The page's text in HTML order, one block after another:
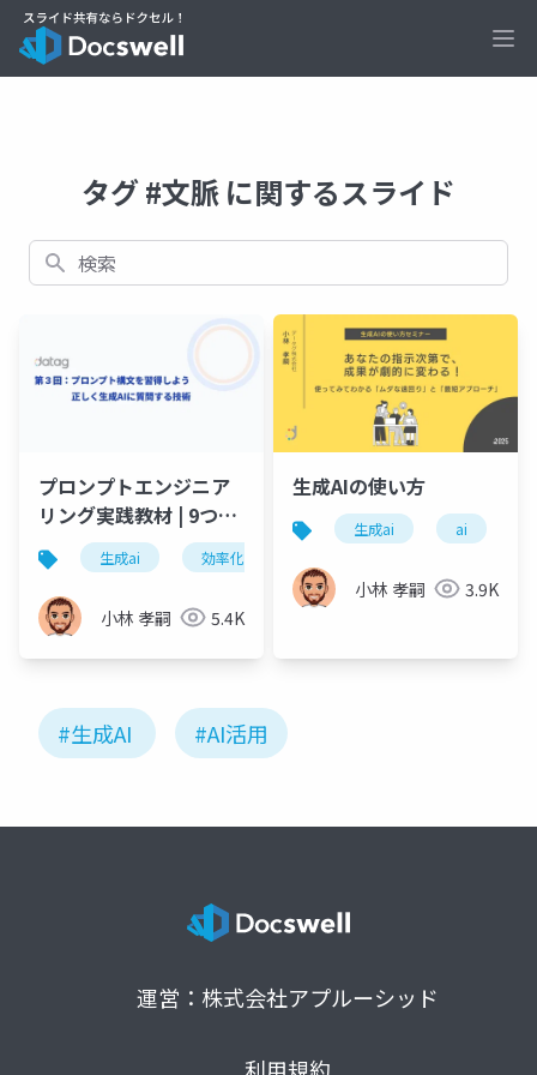
タグ #文脈 に関するスライド
検索
プロンプトエンジニア
リング実践教材 | 9つの
構文で業務効率10倍ア
ップ
生成ai 効率化
小林 孝嗣 5.4K
生成AIの使い方
生成ai ai
小林 孝嗣 3.9K
#生成AI #AI活用
運営：株式会社アプルーシッド
利用規約